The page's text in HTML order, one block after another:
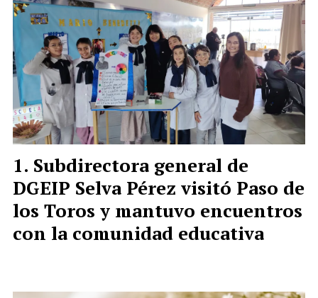
Subdirectora general de
DGEIP Selva Pérez visitó Paso de
los Toros y mantuvo encuentros
con la comunidad educativa